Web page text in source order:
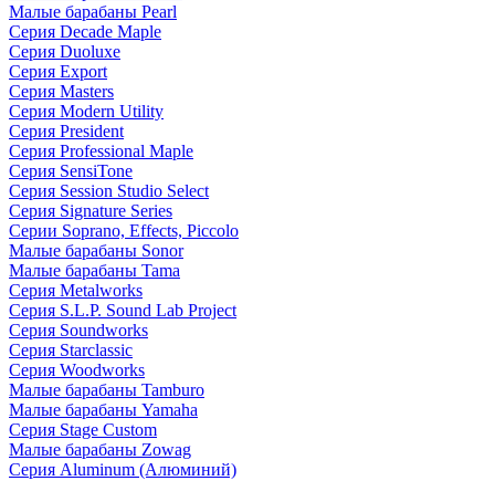
Малые барабаны Pearl
Серия Decade Maple
Серия Duoluxe
Серия Export
Серия Masters
Серия Modern Utility
Серия President
Серия Professional Maple
Серия SensiTone
Серия Session Studio Select
Серия Signature Series
Серии Soprano, Effects, Piccolo
Малые барабаны Sonor
Малые барабаны Tama
Серия Metalworks
Серия S.L.P. Sound Lab Project
Серия Soundworks
Серия Starclassic
Серия Woodworks
Малые барабаны Tamburo
Малые барабаны Yamaha
Серия Stage Custom
Малые барабаны Zowag
Серия Aluminum (Алюминий)